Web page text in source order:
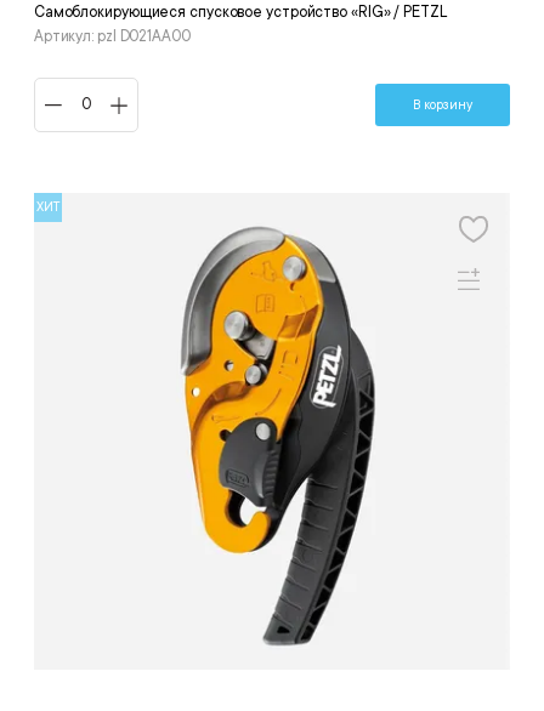
Самоблокирующиеся спусковое устройство «RIG» / PETZL
Артикул: pzl D021AA00
В корзину
ХИТ